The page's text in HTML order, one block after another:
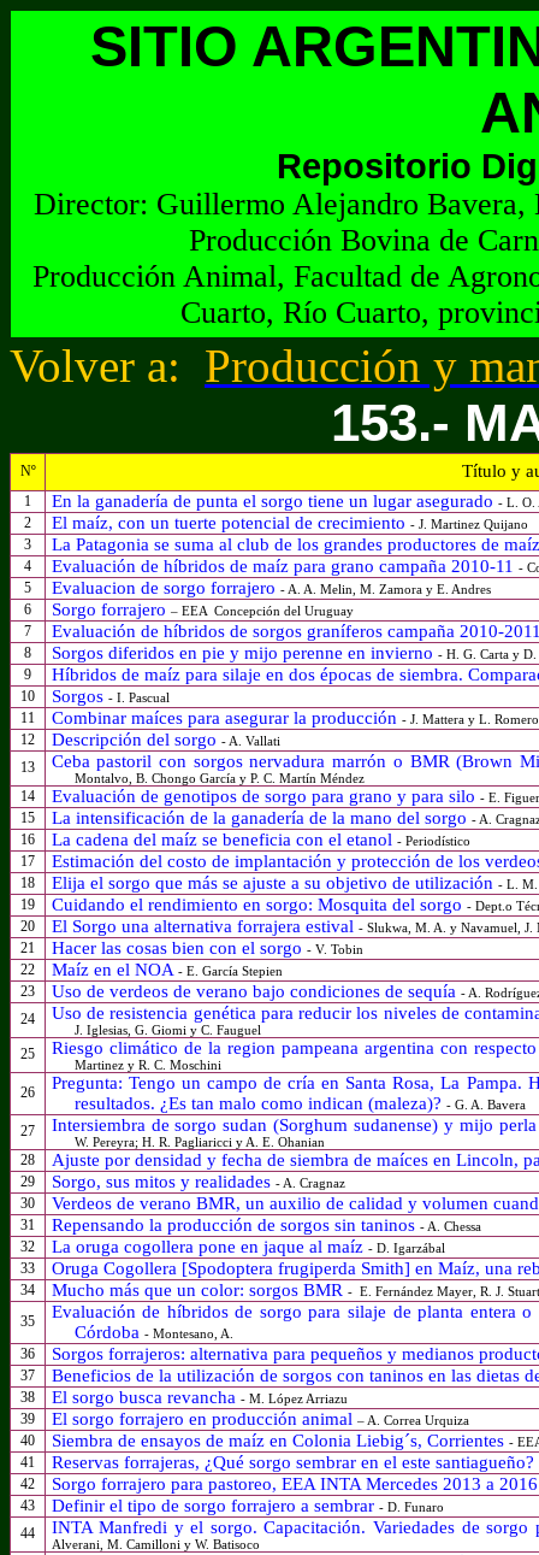
SITIO
Repositorio
Director: Guillermo Alejandro
Producción Bovina de
Producción Animal, Facultad de
Cuarto, Río Cuarto,
Volver a: Producción y
153.-
Nº Título y
1 En la ganadería de punta el sorgo tiene un lugar asegurado - L. O.
2 El maíz, con un tuerte potencial de crecimiento - J. Martinez Quijano
3 La Patagonia se suma al club de los grandes productores de maíz
4 Evaluación de híbridos de maíz para grano campaña 2010-11 -
5 Evaluacion de sorgo forrajero - A. A. Melin, M. Zamora y E. Andres
6 Sorgo forrajero – EEA Concepción del Uruguay
7 Evaluación de híbridos de sorgos graníferos campaña 2010-
8 Sorgos diferidos en pie y mijo perenne en invierno - H. G. Carta y
9 Híbridos de maíz para silaje en dos épocas de siembra.
10 Sorgos - I. Pascual
11 Combinar maíces para asegurar la producción - J. Mattera y L. Romero
12 Descripción del sorgo - A. Vallati
13 Ceba pastoril con sorgos nervadura marrón o BMR (Brown
Montalvo, B. Chongo García y P. C. Martín Méndez
14 Evaluación de genotipos de sorgo para grano y para silo - E.
15 La intensificación de la ganadería de la mano del sorgo - A.
16 La cadena del maíz se beneficia con el etanol - Periodístico
17 Estimación del costo de implantación y protección de los
18 Elija el sorgo que más se ajuste a su objetivo de utilización - L. M.
19 Cuidando el rendimiento en sorgo: Mosquita del sorgo - Dept.o
20 El Sorgo una alternativa forrajera estival - Slukwa, M. A. y Navamuel, J.
21 Hacer las cosas bien con el sorgo - V. Tobin
22 Maíz en el NOA - E. García Stepien
23 Uso de verdeos de verano bajo condiciones de sequía - A.
24 Uso de resistencia genética para reducir los niveles de
J. Iglesias, G. Giomi y C. Fauguel
25 Riesgo climático de la region pampeana argentina con
Martinez y R. C. Moschini
26
Pregunta: Tengo un campo de cría en Santa Rosa, La
resultados. ¿Es tan malo como indican (maleza)? - G. A. Bavera
27 Intersiembra de sorgo sudan (Sorghum sudanense) y mijo
W. Pereyra; H. R. Pagliaricci y A. E. Ohanian
28 Ajuste por densidad y fecha de siembra de maíces en Lincoln,
29 Sorgo, sus mitos y realidades - A. Cragnaz
30 Verdeos de verano BMR, un auxilio de calidad y volumen
31 Repensando la producción de sorgos sin taninos - A. Chessa
32 La oruga cogollera pone en jaque al maíz - D. Igarzábal
33 Oruga Cogollera [Spodoptera frugiperda Smith] en Maíz, una
34 Mucho más que un color: sorgos BMR - E. Fernández Mayer, R. J.
35
Evaluación de híbridos de sorgo para silaje de planta entera
Córdoba - Montesano, A.
36 Sorgos forrajeros: alternativa para pequeños y medianos
37 Beneficios de la utilización de sorgos con taninos en las dietas
38 El sorgo busca revancha - M. López Arriazu
39 El sorgo forrajero en producción animal –A. Correa Urquiza
40 Siembra de ensayos de maíz en Colonia Liebig´s, Corrientes -
41 Reservas forrajeras, ¿Qué sorgo sembrar en el este santiagueño?
42 Sorgo forrajero para pastoreo, EEA INTA Mercedes 2013 a
43 Definir el tipo de sorgo forrajero a sembrar - D. Funaro
44 INTA Manfredi y el sorgo. Capacitación. Variedades de
Alverani, M. Camilloni y W. Batisoco